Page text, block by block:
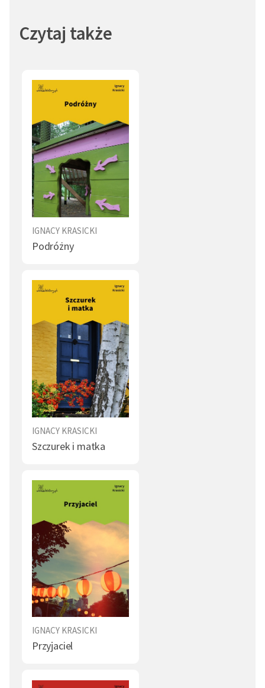
Czytaj także
IGNACY KRASICKI
Podróżny
IGNACY KRASICKI
Szczurek i matka
IGNACY KRASICKI
Przyjaciel